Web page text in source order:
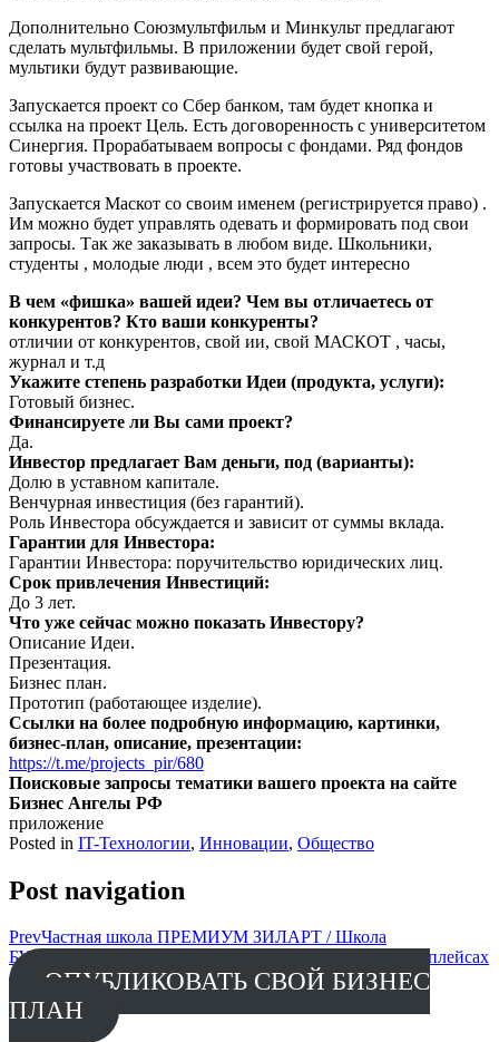
Дополнительно Союзмультфильм и Минкульт предлагают
сделать мультфильмы. В приложении будет свой герой,
мультики будут развивающие.
Запускается проект со Сбер банком, там будет кнопка и
ссылка на проект Цель. Есть договоренность с университетом
Синергия. Прорабатываем вопросы с фондами. Ряд фондов
готовы участвовать в проекте.
Запускается Маскот со своим именем (регистрируется право) .
Им можно будет управлять одевать и формировать под свои
запросы. Так же заказывать в любом виде. Школьники,
студенты , молодые люди , всем это будет интересно
В чем «фишка» вашей идеи? Чем вы отличаетесь от
конкурентов? Кто ваши конкуренты?
отличии от конкурентов, свой ии, свой МАСКОТ , часы,
журнал и т.д
Укажите степень разработки Идеи (продукта, услуги):
Готовый бизнес.
Финансируете ли Вы сами проект?
Да.
Инвестор предлагает Вам деньги, под (варианты):
Долю в уставном капитале.
Венчурная инвестиция (без гарантий).
Роль Инвестора обсуждается и зависит от суммы вклада.
Гарантии для Инвестора:
Гарантии Инвестора: поручительство юридических лиц.
Срок привлечения Инвестиций:
До 3 лет.
Что уже сейчас можно показать Инвестору?
Описание Идеи.
Презентация.
Бизнес план.
Прототип (работающее изделие).
Ссылки на более подробную информацию, картинки,
бизнес-план, описание, презентации:
https://t.me/projects_pir/680
Поисковые запросы тематики вашего проекта на сайте
Бизнес Ангелы РФ
приложение
Posted in IT-Технологии, Инновации, Общество
Post navigation
PrevЧастная школа ПРЕМИУМ ЗИЛАРТ / Школа
БУДУЩЕГО
Bigseller- сервис аналитики на маркетплейсах
ОПУБЛИКОВАТЬ СВОЙ БИЗНЕС
ПЛАН